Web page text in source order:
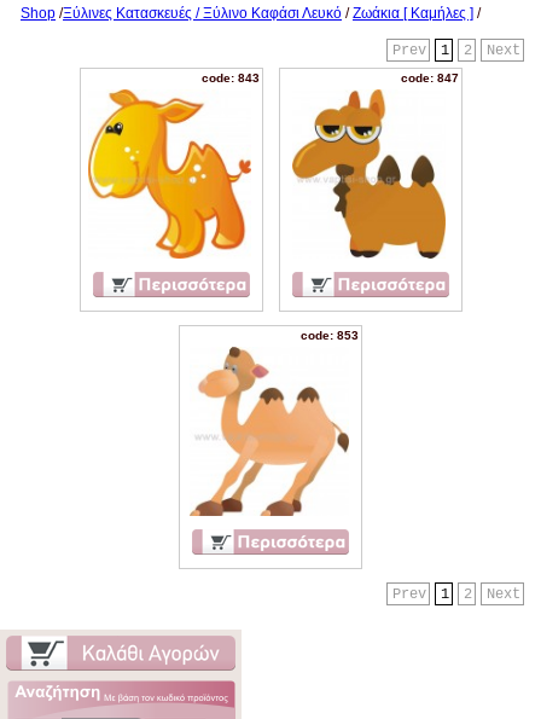
Shop /Ξύλινες Κατασκευές / Ξύλινο Καφάσι Λευκό /Ζωάκια [ Καμήλες ] /
Next
2
1
Prev
code: 843 code: 847
code: 853
Next
2
1
Prev